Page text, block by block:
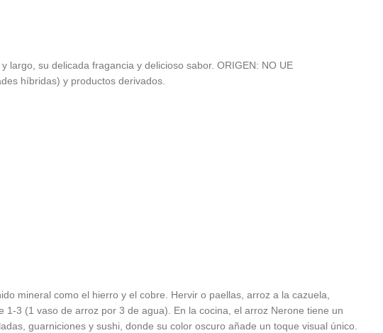
su delicada fragancia y delicioso sabor. ORIGEN: NO UE
híbridas) y productos derivados.
mineral como el hierro y el cobre. Hervir o paellas, arroz a la cazuela,
3 (1 vaso de arroz por 3 de agua). En la cocina, el arroz Nerone tiene un
guarniciones y sushi, donde su color oscuro añade un toque visual único.